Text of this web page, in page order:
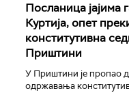
Посланица јајима
Куртија, опет
конститутивна
Приштини
У Приштини је пропао
одржавања